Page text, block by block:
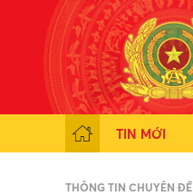
TIN MỚI
THÔNG TIN CHUYÊN ĐỀ